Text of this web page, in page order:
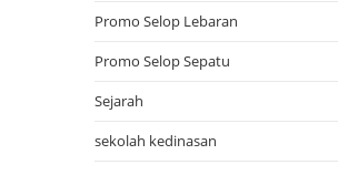
Promo Selop Lebaran
Promo Selop Sepatu
Sejarah
sekolah kedinasan